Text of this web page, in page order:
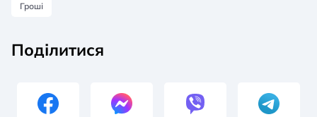
Гроші
Поділитися